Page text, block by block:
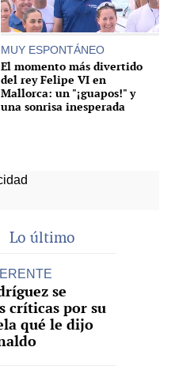
MUY ESPONTÁNEO
El momento más divertido
del rey Felipe VI en
Mallorca: un "¡guapos!" y
una sonrisa inesperada
Lo último
se
críticas por su
qué le dijo